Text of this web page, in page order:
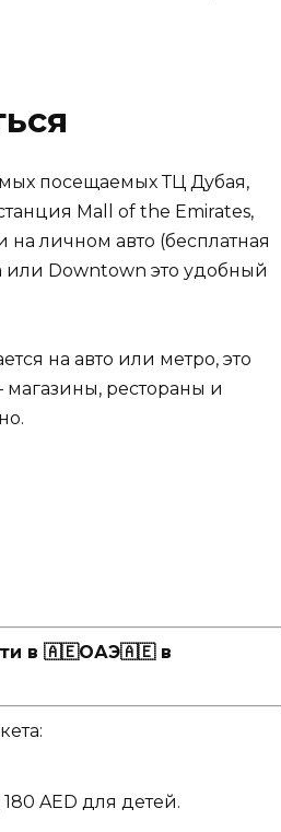
посещаемых ТЦ Дубая,
Mall of the Emirates,
личном авто (бесплатная
или Downtown это удобный
на авто или метро, это
рестораны и
в 🇦🇪ОАЭ🇦🇪 в
AED для детей.